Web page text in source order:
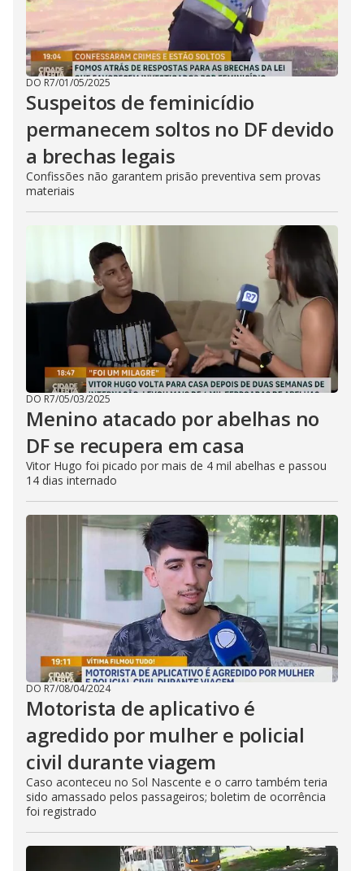
DO R7/01/05/2025
Suspeitos de feminicídio
permanecem soltos no DF devido
a brechas legais
Confissões não garantem prisão preventiva sem provas
materiais
DO R7/05/03/2025
Menino atacado por abelhas no
DF se recupera em casa
Vitor Hugo foi picado por mais de 4 mil abelhas e passou
14 dias internado
DO R7/08/04/2024
Motorista de aplicativo é
agredido por mulher e policial
civil durante viagem
Caso aconteceu no Sol Nascente e o carro também teria
sido amassado pelos passageiros; boletim de ocorrência
foi registrado